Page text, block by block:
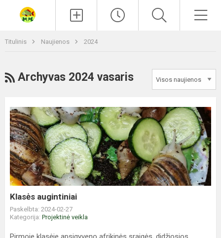
Titulinis Naujienos 2024
RSS
Archyvas 2024 vasaris
Klasės
augintiniai
Klasės augintiniai
Paskelbta: 2024-02-27
Kategorija: Projektinė veikla